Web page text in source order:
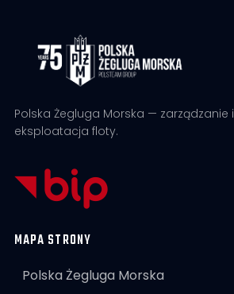
Polska Żegluga Morska — zarządzanie i
eksploatacja floty.
MAPA STRONY
Polska Żegluga Morska